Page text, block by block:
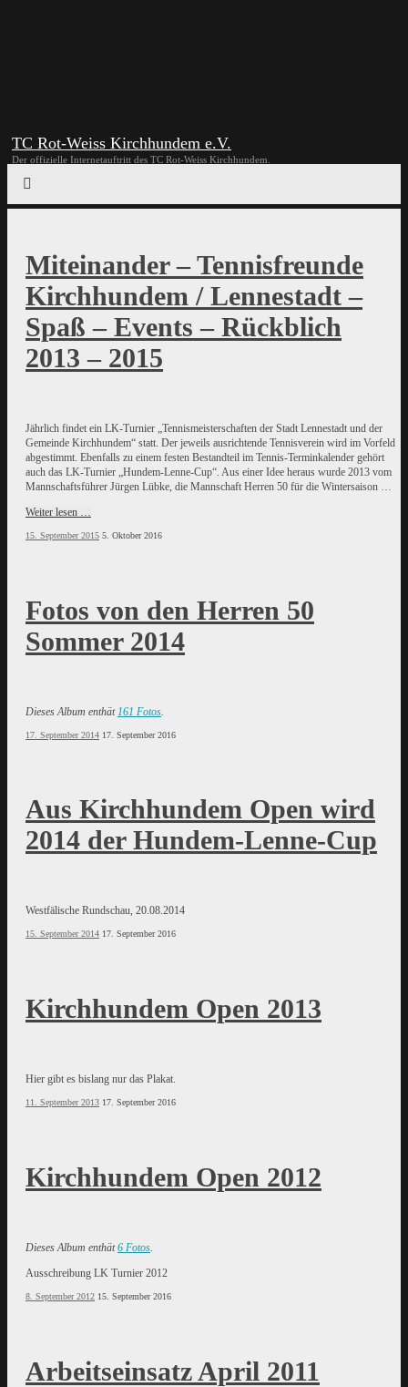
TC Rot-Weiss Kirchhundem e.V.
Der offizielle Internetauftritt des TC Rot-Weiss Kirchhundem.
Miteinander – Tennisfreunde
Kirchhundem / Lennestadt –
Spaß – Events – Rückblich
2013 – 2015
Jährlich findet ein LK-Turnier „Tennismeisterschaften der Stadt Lennestadt und der
Gemeinde Kirchhundem“ statt. Der jeweils ausrichtende Tennisverein wird im Vorfeld
abgestimmt. Ebenfalls zu einem festen Bestandteil im Tennis-Terminkalender gehört
auch das LK-Turnier „Hundem-Lenne-Cup“. Aus einer Idee heraus wurde 2013 vom
Mannschaftsführer Jürgen Lübke, die Mannschaft Herren 50 für die Wintersaison …
Weiter lesen …
15. September 2015 5. Oktober 2016
Fotos von den Herren 50
Sommer 2014
Dieses Album enthät 161 Fotos
17. September 2014 17. September 2016
Aus Kirchhundem Open wird
2014 der Hundem-Lenne-Cup
Westfälische Rundschau, 20.08.2014
15. September 2014 17. September 2016
Kirchhundem Open 2013
Hier gibt es bislang nur das Plakat.
11. September 2013 17. September 2016
Kirchhundem Open 2012
Dieses Album enthät6 Fotos.
Ausschreibung LK Turnier 2012
8. September 2012 15. September 2016
Arbeitseinsatz April 2011